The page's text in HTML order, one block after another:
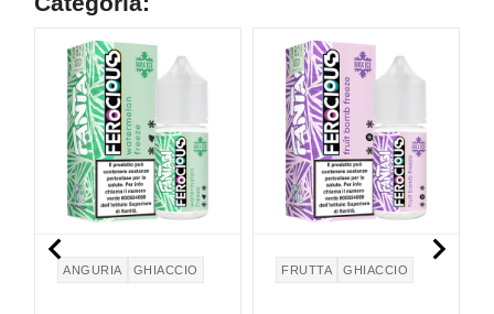
ANGURIA GHIACCIO FRUTTA GHIACCIO
 